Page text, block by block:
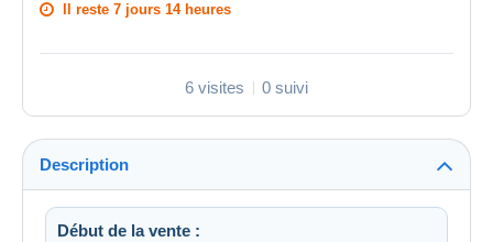
Il reste 7 jours 14 heures
6 visites 0 suivi
Description
Début de la vente :